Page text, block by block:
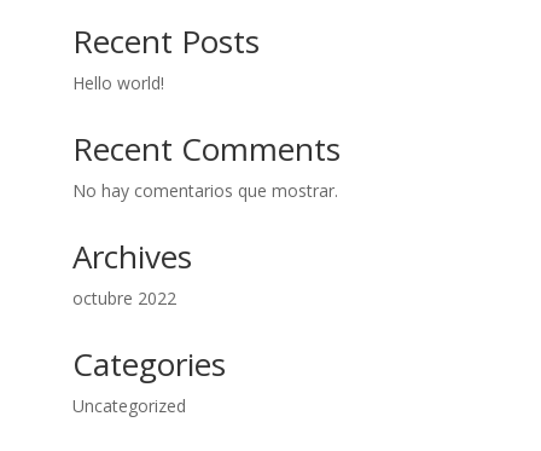
Recent Posts
Hello world!
Recent Comments
No hay comentarios que mostrar.
Archives
octubre 2022
Categories
Uncategorized